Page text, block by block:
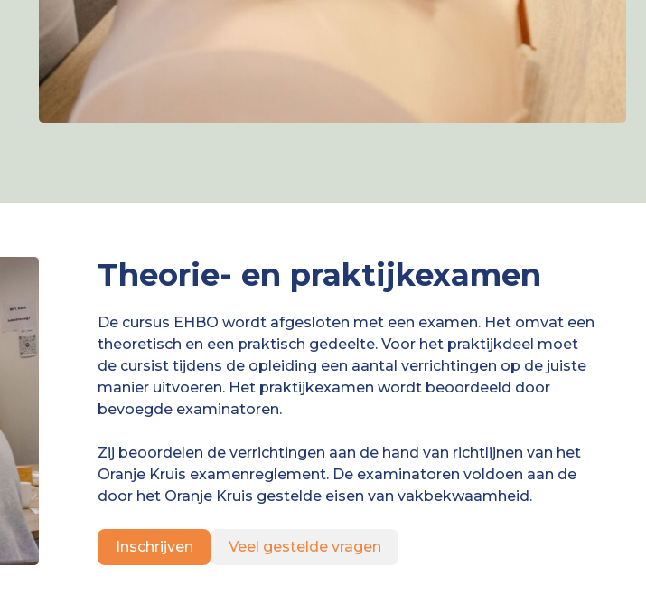
Theorie- en praktijkexamen
De cursus EHBO wordt afgesloten met een examen. Het omvat een
theoretisch en een praktisch gedeelte. Voor het praktijkdeel moet
de cursist tijdens de opleiding een aantal verrichtingen op de juiste
manier uitvoeren. Het praktijkexamen wordt beoordeeld door
bevoegde examinatoren.
Zij beoordelen de verrichtingen aan de hand van richtlijnen van het
Oranje Kruis examenreglement. De examinatoren voldoen aan de
door het Oranje Kruis gestelde eisen van vakbekwaamheid.
Inschrijven Veel gestelde vragen